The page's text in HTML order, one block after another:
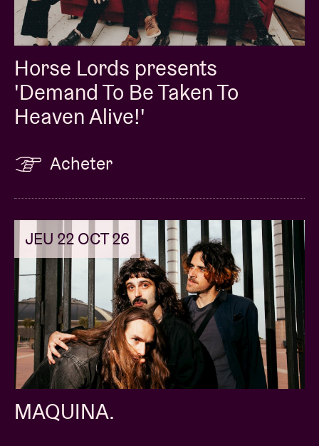
Horse Lords presents
'Demand To Be Taken To
Heaven Alive!'
Acheter
JEU 22 OCT 26
MAQUINA.